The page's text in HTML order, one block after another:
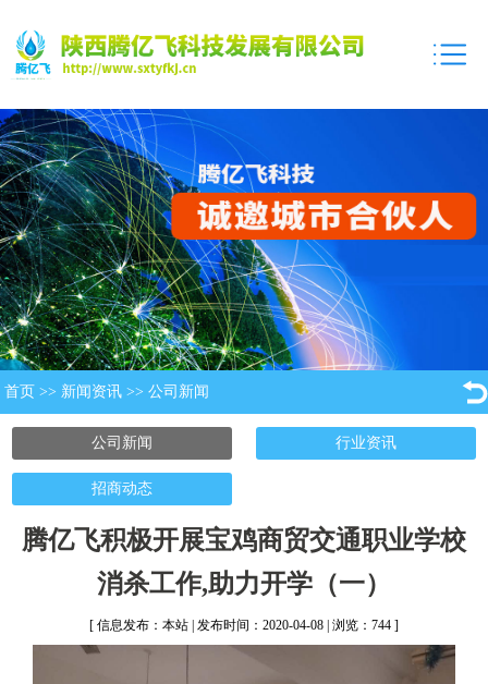
首页 >> 新闻资讯 >> 公司新闻
公司新闻 行业资讯
招商动态
腾亿飞积极开展宝鸡商贸交通职业学校
消杀工作,助力开学（一）
[ 信息发布：本站 | 发布时间：2020-04-08 | 浏览：744 ]